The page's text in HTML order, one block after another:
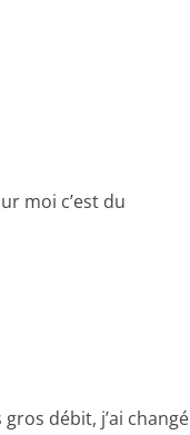
moi c’est du
débit, j’ai changé